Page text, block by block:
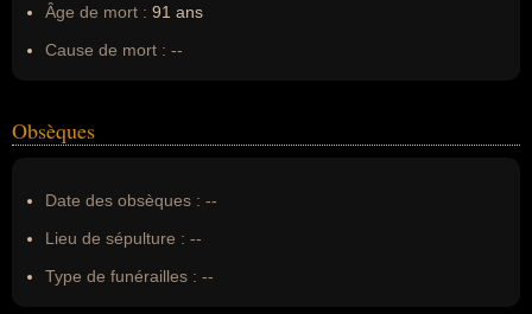
Âge de mort : 91 ans
Cause de mort : --
Obsèques
Date des obsèques : --
Lieu de sépulture : --
Type de funérailles : --